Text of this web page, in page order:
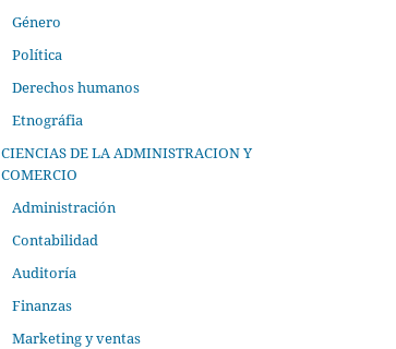
Género
Política
Derechos humanos
Etnográfia
CIENCIAS DE LA ADMINISTRACION Y
COMERCIO
Administración
Contabilidad
Auditoría
Finanzas
Marketing y ventas